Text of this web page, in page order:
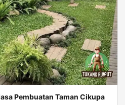
Pembuatan Taman Cikupa